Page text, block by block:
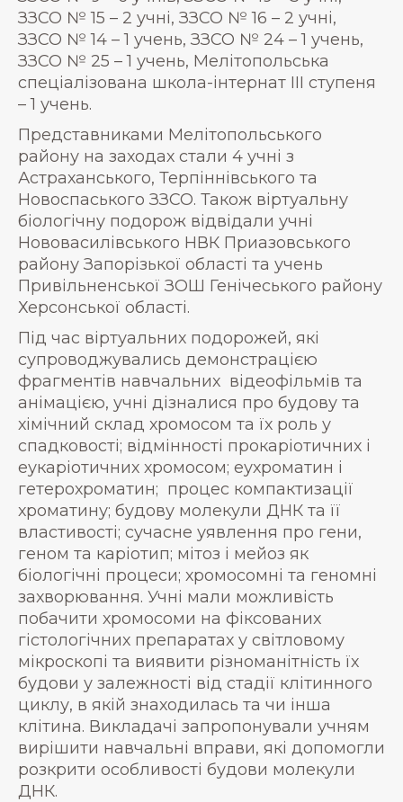
ЗЗСО № 15 – 2 учні, ЗЗСО № 16 – 2 учні,
ЗЗСО № 14 – 1 учень, ЗЗСО № 24 – 1 учень,
ЗЗСО № 25 – 1 учень, Мелітопольська
спеціалізована школа-інтернат ІІІ ступеня
– 1 учень.
Представниками Мелітопольського
району на заходах стали 4 учні з
Астраханського, Терпіннівського та
Новоспаського ЗЗСО. Також віртуальну
біологічну подорож відвідали учні
Нововасилівського НВК Приазовського
району Запорізької області та учень
Привільненської ЗОШ Генічеського району
Херсонської області.
Під час віртуальних подорожей, які
супроводжувались демонстрацією
фрагментів навчальних відеофільмів та
анімацією, учні дізналися про будову та
хімічний склад хромосом та їх роль у
спадковості; відмінності прокаріотичних і
еукаріотичних хромосом; еухроматин і
гетерохроматин; процес компактизації
хроматину; будову молекули ДНК та її
властивості; сучасне уявлення про гени,
геном та каріотип; мітоз і мейоз як
біологічні процеси; хромосомні та геномні
захворювання. Учні мали можливість
побачити хромосоми на фіксованих
гістологічних препаратах у світловому
мікроскопі та виявити різноманітність їх
будови у залежності від стадії клітинного
циклу, в якій знаходилась та чи інша
клітина. Викладачі запропонували учням
вирішити навчальні вправи, які допомогли
розкрити особливості будови молекули
ДНК.